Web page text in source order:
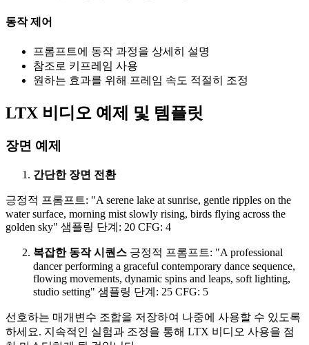
동작 제어
프롬프트에 동작 과정을 상세히 설명
참조로 키프레임 사용
원하는 효과를 위해 프레임 속도 적절히 조정
LTX 비디오 예제 및 템플릿
장면 예제
간단한 장면 전환
긍정적 프롬프트: "A serene lake at sunrise, gentle ripples on the
water surface, morning mist slowly rising, birds flying across the
golden sky" 샘플링 단계: 20 CFG: 4
복잡한 동작 시퀀스 긍정적 프롬프트: "A professional
dancer performing a graceful contemporary dance sequence,
flowing movements, dynamic spins and leaps, soft lighting,
studio setting" 샘플링 단계: 25 CFG: 5
선호하는 매개변수 조합을 저장하여 나중에 사용할 수 있도록
하세요. 지속적인 실험과 조정을 통해 LTX 비디오 사용을 점